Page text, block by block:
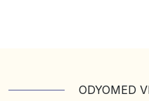
ODYOMED